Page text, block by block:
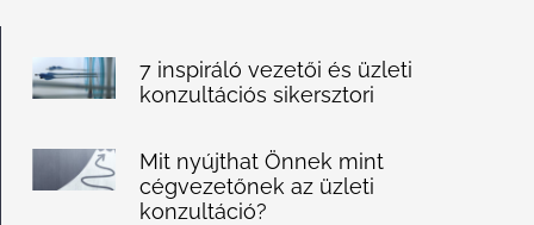
7 inspiráló vezetői és üzleti
konzultációs sikersztori
Mit nyújthat Önnek mint
cégvezetőnek az üzleti
konzultáció?